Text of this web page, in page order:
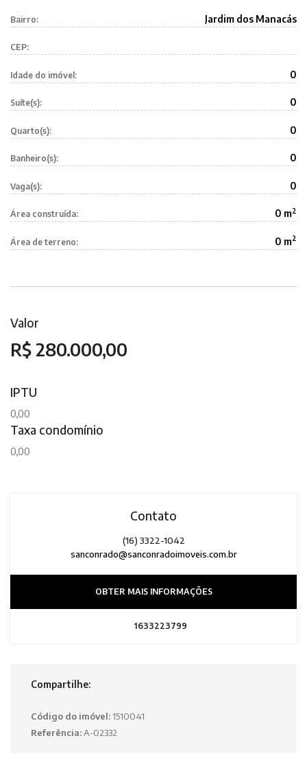
Bairro: Jardim dos Manacás
CEP:
Idade do imóvel: 0
Suíte(s): 0
Quarto(s): 0
Banheiro(s): 0
Vaga(s): 0
Área construída: 0 m2
Área de terreno: 0 m2
Valor
R$ 280.000,00
IPTU
0,00
Taxa condomínio
0,00
Contato
(16) 3322-1042
sanconrado@sanconradoimoveis.com.br
OBTER MAIS INFORMAÇÕES
1633223799
Compartilhe:
Código do imóvel:1510041
Referência:A-02332